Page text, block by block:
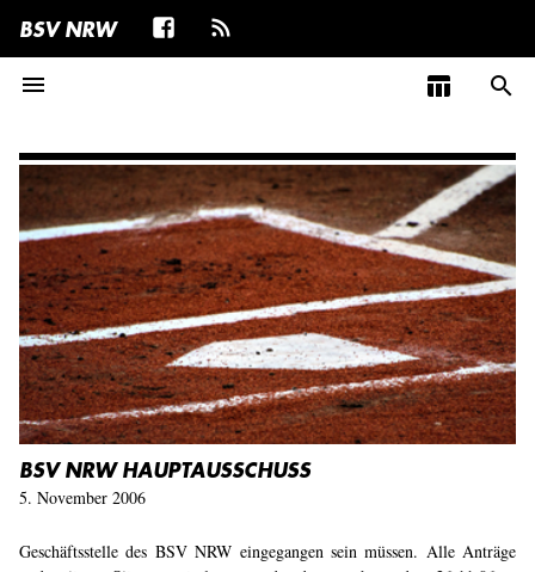
BSV NRW
menu
table_chart search
BSV NRW HAUPTAUSSCHUSS
5. November 2006
Geschäftsstelle des BSV NRW eingegangen sein müssen. Alle Anträge